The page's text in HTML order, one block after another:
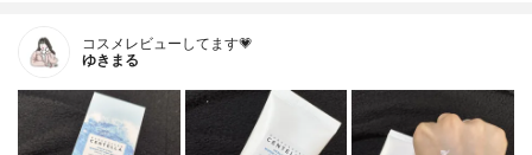
コスメレビューしてます💗
ゆきまる